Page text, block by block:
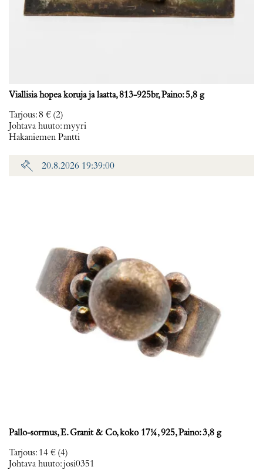
Viallisia hopea koruja ja laatta, 813-925br, Paino: 5,8 g
Tarjous:8 € (2)
Johtava huuto:myyri
Hakaniemen Pantti
20.8.2026 19:39:00
Pallo-sormus, E. Granit & Co, koko 17¼, 925, Paino: 3,8 g
Tarjous: 14 € (4)
Johtava huuto:josi0351